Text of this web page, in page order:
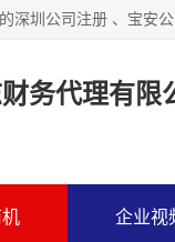
深圳公司注册 、宝安
务代理有限
企业视